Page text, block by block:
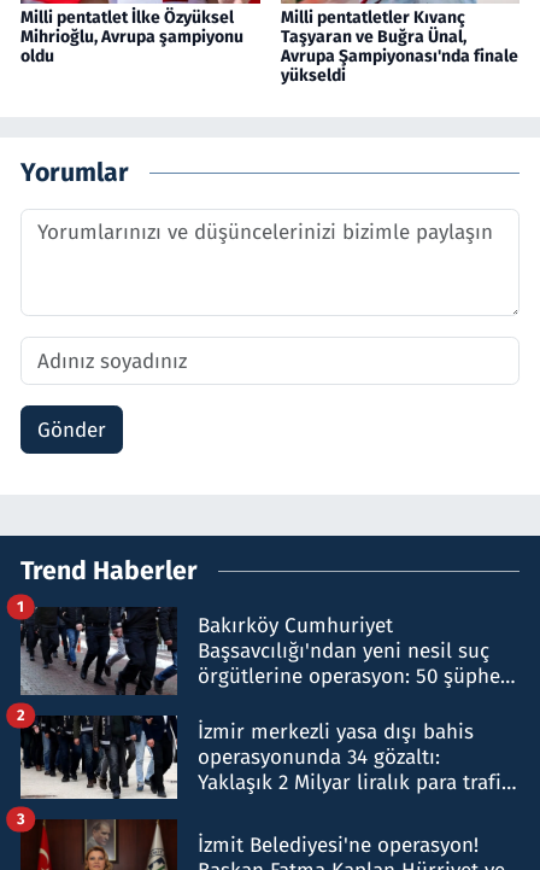
Milli pentatlet İlke Özyüksel
Mihrioğlu, Avrupa şampiyonu
oldu
Milli pentatletler Kıvanç
Taşyaran ve Buğra Ünal,
Avrupa Şampiyonası'nda finale
yükseldi
Yorumlar
Gönder
Trend Haberler
Bakırköy Cumhuriyet
Başsavcılığı'ndan yeni nesil suç
örgütlerine operasyon: 50 şüpheli
1
İzmir merkezli yasa dışı bahis
operasyonunda 34 gözaltı:
Yaklaşık 2 Milyar liralık para trafiği
2
İzmit Belediyesi'ne operasyon!
3